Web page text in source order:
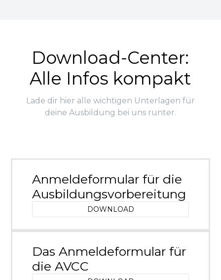
Download-Center:
Alle Infos kompakt
Lade dir hier alle wichtigen Unterlagen für
deine Ausbildung bei uns runter.
Anmeldeformular für die
Ausbildungsvorbereitung
DOWNLOAD
Das Anmeldeformular für
die AVCC